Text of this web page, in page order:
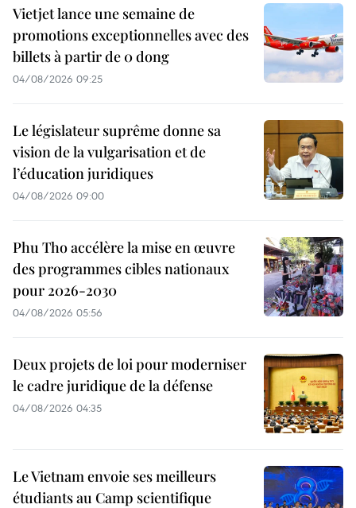
Vietjet lance une semaine de
promotions exceptionnelles avec des
billets à partir de 0 dong
04/08/2026 09:25
Le législateur suprême donne sa
vision de la vulgarisation et de
l’éducation juridiques
04/08/2026 09:00
Phu Tho accélère la mise en œuvre
des programmes cibles nationaux
pour 2026-2030
04/08/2026 05:56
Deux projets de loi pour moderniser
le cadre juridique de la défense
04/08/2026 04:35
Le Vietnam envoie ses meilleurs
étudiants au Camp scientifique